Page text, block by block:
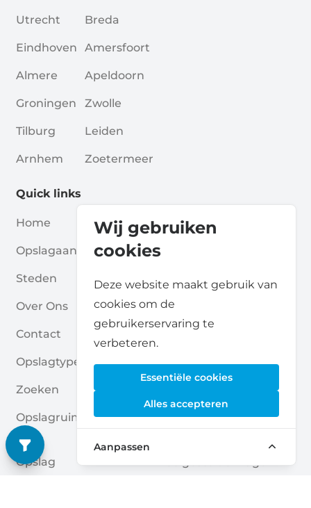
Wij gebruiken
cookies
Deze website maakt gebruik van
cookies om de
gebruikerservaring te
verbeteren.
Essentiële cookies
Alles accepteren
Aanpassen
Utrecht
Eindhoven
Almere
Groningen
Tilburg
Arnhem
Breda
Amersfoort
Apeldoorn
Zwolle
Leiden
Zoetermeer
Quick links
Home
Opslagaanbieders
Steden
Over Ons
Contact
Opslagtypes
Zoeken
Opslagruimte Aanvrage
Opslag
Blogs
Verenigingen
Voor Partners
Voor Opslagaanbieders
Self Storage Rapport
Privacybeleid
Algemene Voorwaarde
Veelgestelde Vragen